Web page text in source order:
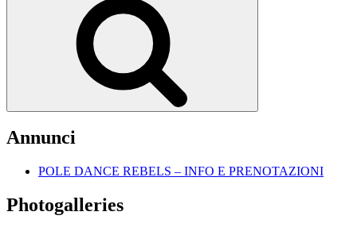
Annunci
POLE DANCE REBELS – INFO E PRENOTAZIONI
Photogalleries